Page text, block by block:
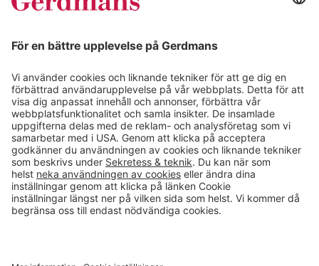
Kundcase
Läsvärt
Kontakt
info@gerdmans.se
0433-740 80
Kundservice öppettider
Vardagar 07.30-17.00